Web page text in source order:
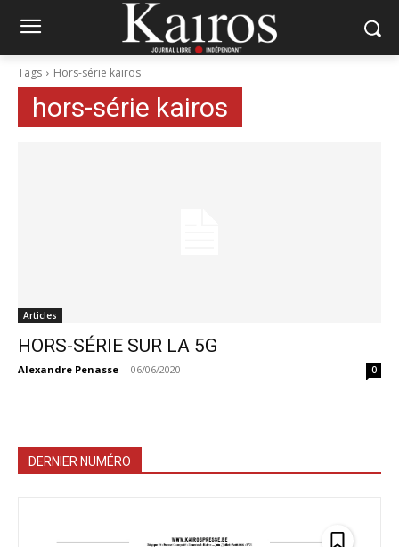
Tags Hors-série kairos
hors-série kairos
Articles
HORS-SÉRIE SUR LA 5G
Alexandre Penasse - 06/06/2020 0
DERNIER NUMÉRO